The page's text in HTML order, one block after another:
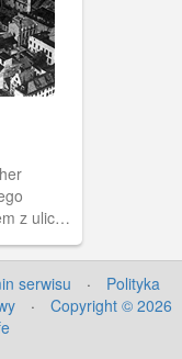
z ulicą
i
serwisu ·
Polityka
·
Copyright © 2026